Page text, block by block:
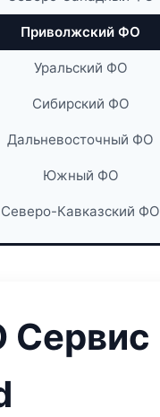
Приволжский ФО
Уральский ФО
Сибирский ФО
Дальневосточный ФО
Южный ФО
Северо-Кавказский ФО